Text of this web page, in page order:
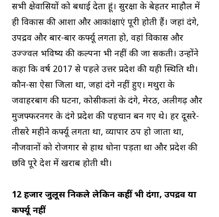
सभी क्षेत्रवासियों को बधाई देता हूं। सुरक्षा के बेहतर माहौल में
ही विकास की आशा और आकांक्षाएं पूरी होती हैं। जहां दंगे,
उपद्रव और बार-बार कर्फ्यू लगता हो, वहां विकास और
उज्ज्वल भविष्य की कल्पना भी नहीं की जा सकती। उन्होंने
कहा कि वर्ष 2017 से पहले उत्तर प्रदेश की यही स्थिति थी।
कौन-सा ऐसा जिला था, जहां दंगे नहीं हुए। मथुरा के
जवाहरबाग की घटना, कोसीकलां के दंगे, मेरठ, अलीगढ़ और
मुजफ्फरनगर के दंगे प्रदेश की पहचान बन गए थे। हर दूसरे-
तीसरे महीने कर्फ्यू लगता था, व्यापार ठप हो जाता था,
नौजवानों को रोजगार से हाथ धोना पड़ता था और प्रदेश की
छवि पूरे देश में खराब होती थी।
12 हजार जुलूस निकले लेकिन कहीं भी दंगा, उपद्रव या
कर्फ्यू नहीं